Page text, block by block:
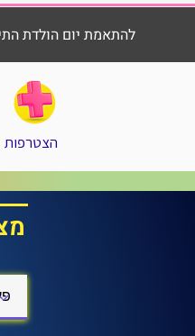
להתאמת יום הולדת
הצטרפות